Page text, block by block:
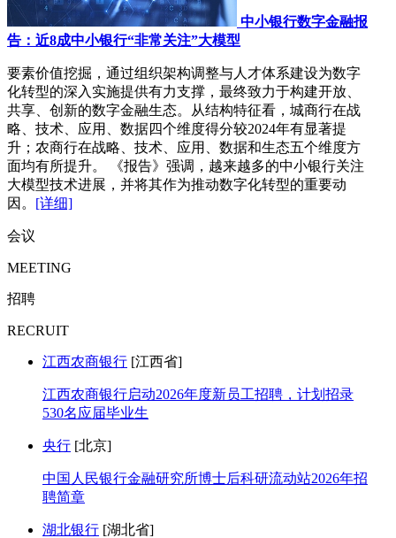
中小银行数字金融报
告：近8成中小银行“非常关注”大模型
要素价值挖掘，通过组织架构调整与人才体系建设为数字
化转型的深入实施提供有力支撑，最终致力于构建开放、
共享、创新的数字金融生态。从结构特征看，城商行在战
略、技术、应用、数据四个维度得分较2024年有显著提
升；农商行在战略、技术、应用、数据和生态五个维度方
面均有所提升。 《报告》强调，越来越多的中小银行关注
大模型技术进展，并将其作为推动数字化转型的重要动
因。 [详细]
会议
MEETING
招聘
RECRUIT
江西农商银行 [江西省]
江西农商银行启动2026年度新员工招聘，计划招录
530名应届毕业生
央行 [北京]
中国人民银行金融研究所博士后科研流动站2026年招
聘简章
湖北银行 [湖北省]